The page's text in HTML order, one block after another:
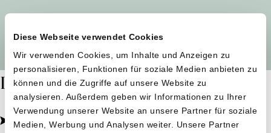
Diese Webseite verwendet Cookies
Wir verwenden Cookies, um Inhalte und Anzeigen zu
personalisieren, Funktionen für soziale Medien anbieten zu
können und die Zugriffe auf unsere Website zu
analysieren. Außerdem geben wir Informationen zu Ihrer
Verwendung unserer Website an unsere Partner für soziale
Medien, Werbung und Analysen weiter. Unsere Partner
Dafür stehen wir
Pestizidfrei angebaut, schonend verarbeitet.